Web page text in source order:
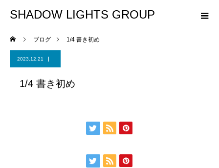
SHADOW LIGHTS GROUP
ブログ 1/4 書き初め
2023.12.21
1/4 書き初め